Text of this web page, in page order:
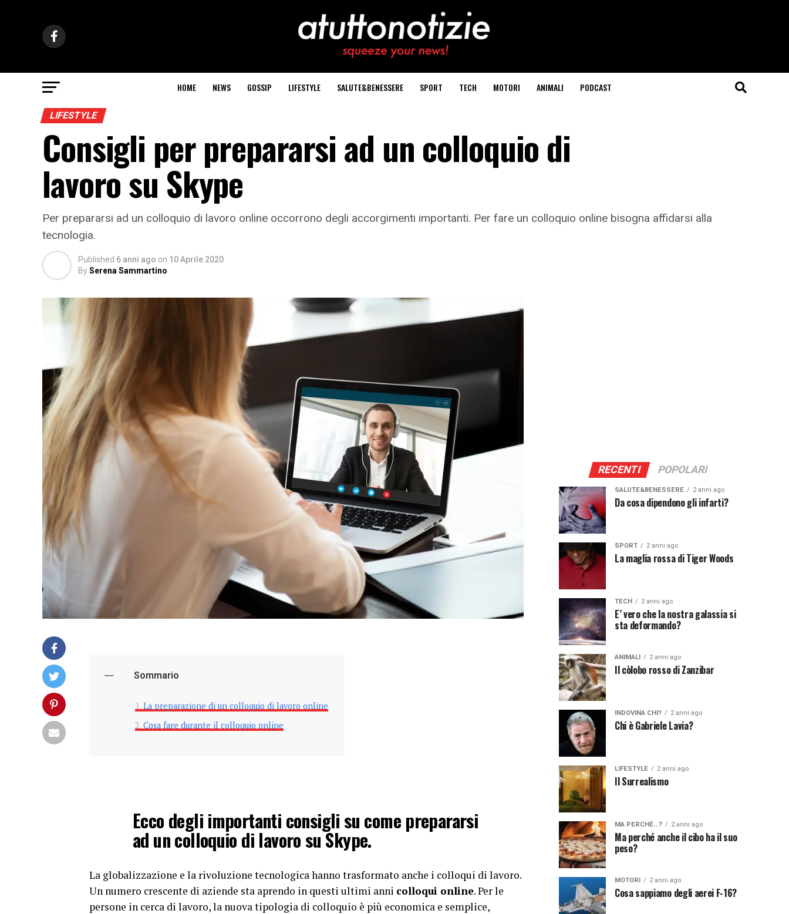
HOME NEWS GOSSIP LIFESTYLE SALUTE&BENESSERE SPORT TECH MOTORI ANIMALI PODCAST
LIFESTYLE
Consigli per prepararsi ad un colloquio di
lavoro su Skype
Per prepararsi ad un colloquio di lavoro online occorrono degli accorgimenti importanti. Per fare un colloquio online bisogna affidarsi alla
tecnologia.
Published 6 anni ago on 10 Aprile 2020
BySerena Sammartino
Sommario
La preparazione di un colloquio di lavoro online
Cosa fare durante il colloquio online
Ecco degli importanti consigli su come prepararsi
ad un colloquio di lavoro su Skype.
La globalizzazione e la rivoluzione tecnologica hanno trasformato anche i colloqui di lavoro.
Un numero crescente di aziende sta aprendo in questi ultimi anni colloqui online. Per le
persone in cerca di lavoro, la nuova tipologia di colloquio è più economica e semplice,
RECENTI POPOLARI
SALUTE&BENESSERE 2 anni ago
Da cosa dipendono gli infarti?
SPORT 2 anni ago
La maglia rossa di Tiger Woods
TECH 2 anni ago
E’ vero che la nostra galassia si
sta deformando?
ANIMALI 2 anni ago
Il còlobo rosso di Zanzibar
INDOVINA CHI? 2 anni ago
Chi è Gabriele Lavia?
LIFESTYLE 2 anni ago
Il Surrealismo
MA PERCHÉ...? 2 anni ago
Ma perché anche il cibo ha il suo
peso?
MOTORI 2 anni ago
Cosa sappiamo degli aerei F-16?